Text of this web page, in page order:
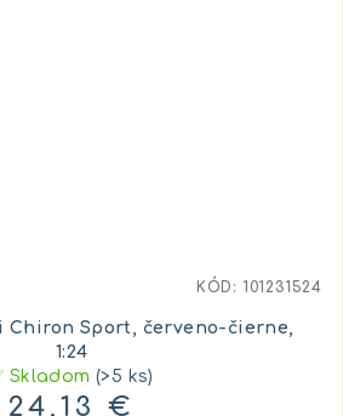
Chiron Sport, červeno-čierne,
1:24
Skladom(>5 ks)
24,13 €
KÓD: 101231524